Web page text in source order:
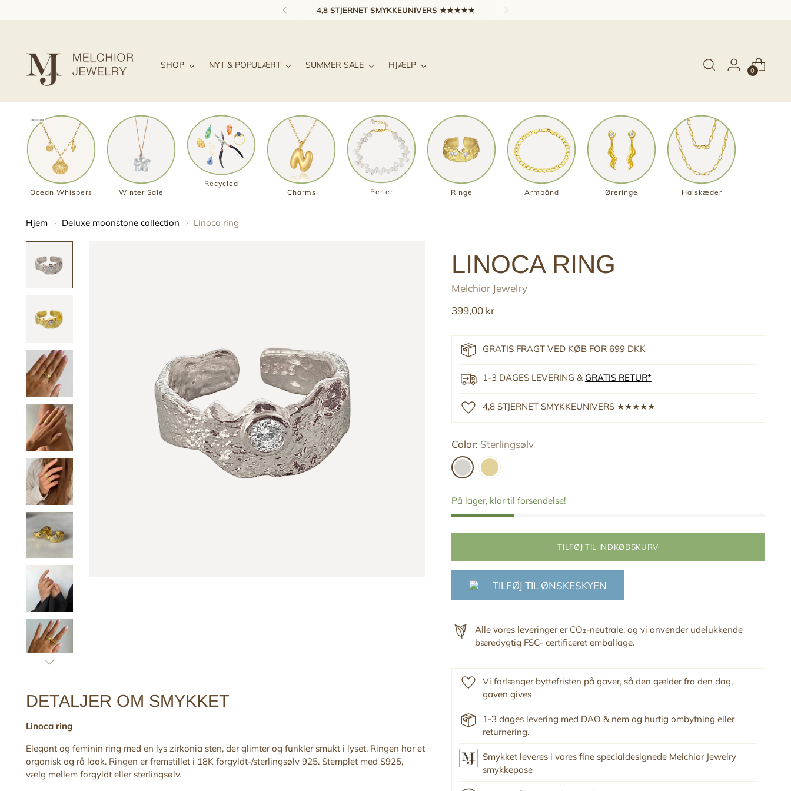
4,8 STJERNET SMYKKEUNIVERS ★★★★★
SHOP NYT & POPULÆRT SUMMER SALE HJÆLP
0
Ocean Whispers Winter Sale
Recycled
Charms
Perler Ringe Armbånd Øreringe Halskæder
Hjem Deluxe moonstone collection Linoca ring
DETALJER OM SMYKKET
Linoca ring
Elegant og feminin ring med en lys zirkonia sten, der glimter og funkler smukt i lyset. Ringen har et
organisk og rå look. Ringen er fremstillet i 18K forgyldt-/sterlingsølv 925. Stemplet med S925,
vælg mellem forgyldt eller sterlingsølv.
LINOCA RING
Melchior Jewelry
Reguler
399,00 kr
GRATIS FRAGT VED KØB FOR 699 DKK
1-3 DAGES LEVERING & GRATIS RETUR*
4,8 STJERNET SMYKKEUNIVERS ★★★★★
Color: Sterlingsølv
På lager, klar til forsendelse!
TILFØJ TIL INDKØBSKURV
TILFØJ TIL ØNSKESKYEN
Alle vores leveringer er CO₂-neutrale, og vi anvender udelukkende
bæredygtig FSC- certificeret emballage.
Vi forlænger byttefristen på gaver, så den gælder fra den dag,
gaven gives
1-3 dages levering med DAO & nem og hurtig ombytning eller
returnering.
Smykket leveres i vores fine specialdesignede Melchior Jewelry
smykkepose